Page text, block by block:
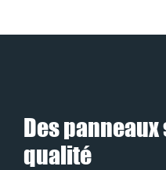
Des
qualité